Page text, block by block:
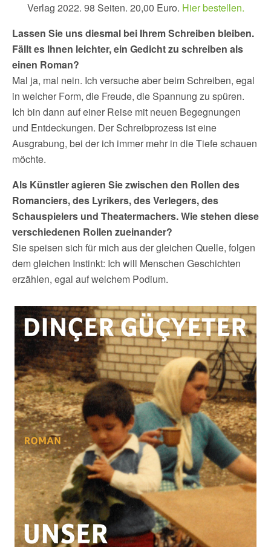
Verlag 2022. 98 Seiten. 20,00 Euro. Hier bestellen.
Lassen Sie uns diesmal bei Ihrem Schreiben bleiben.
Fällt es Ihnen leichter, ein Gedicht zu schreiben als
einen Roman?
Mal ja, mal nein. Ich versuche aber beim Schreiben, egal
in welcher Form, die Freude, die Spannung zu spüren.
Ich bin dann auf einer Reise mit neuen Begegnungen
und Entdeckungen. Der Schreibprozess ist eine
Ausgrabung, bei der ich immer mehr in die Tiefe schauen
möchte.
Als Künstler agieren Sie zwischen den Rollen des
Romanciers, des Lyrikers, des Verlegers, des
Schauspielers und Theatermachers. Wie stehen diese
verschiedenen Rollen zueinander?
Sie speisen sich für mich aus der gleichen Quelle, folgen
dem gleichen Instinkt: Ich will Menschen Geschichten
erzählen, egal auf welchem Podium.